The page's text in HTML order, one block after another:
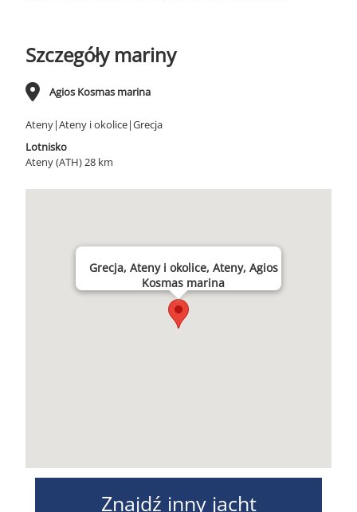
Szczegóły mariny
Agios Kosmas marina
Ateny|Ateny i okolice|Grecja
Lotnisko
Ateny (ATH) 28 km
Grecja, Ateny i okolice, Ateny, Agios
Kosmas marina